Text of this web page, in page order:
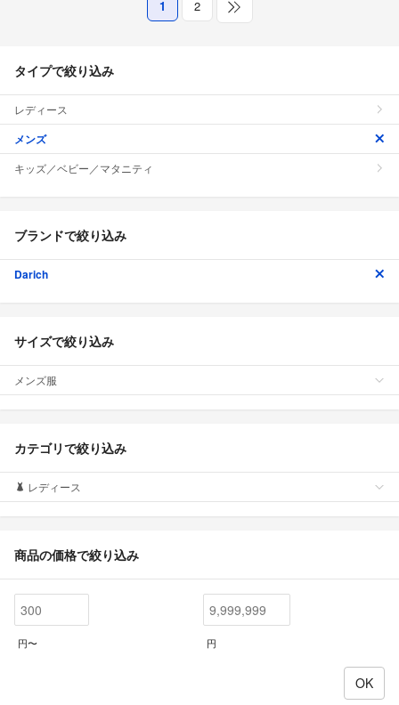
1 2
タイプで絞り込み
レディース
メンズ
キッズ／ベビー／マタニティ
ブランドで絞り込み
Darich
サイズで絞り込み
メンズ服
カテゴリで絞り込み
レディース
商品の価格で絞り込み
円〜 円